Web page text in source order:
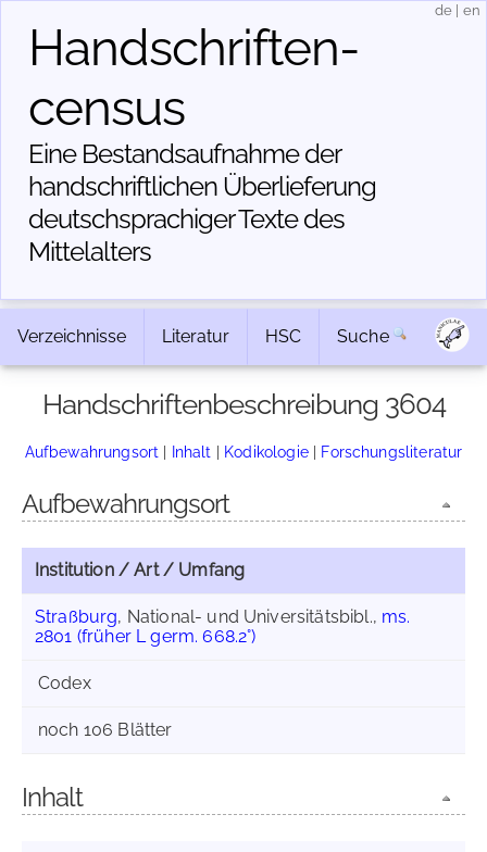
Handschriften­
census
Eine Bestandsaufnahme der
handschriftlichen Über­lieferung
deutschsprachiger Texte des
Mittelalters
de en
Verzeichnisse Literatur HSC Suche
Handschriftenbeschreibung 3604
Aufbewahrungsort | Inhalt | Kodikologie| Forschungsliteratur
Aufbewahrungsort
Institution / Art / Umfang
Straßburg, National- und Universitätsbibl., ms.
2801 (früher L germ. 668.2°)
Codex
noch 106 Blätter
Inhalt